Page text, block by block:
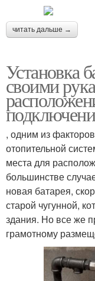
читать дальше →
Установка
своими
, одним из
отопительной
места для
большинстве
новая батарея,
старой чугунной,
здания. Но все же
грамотному